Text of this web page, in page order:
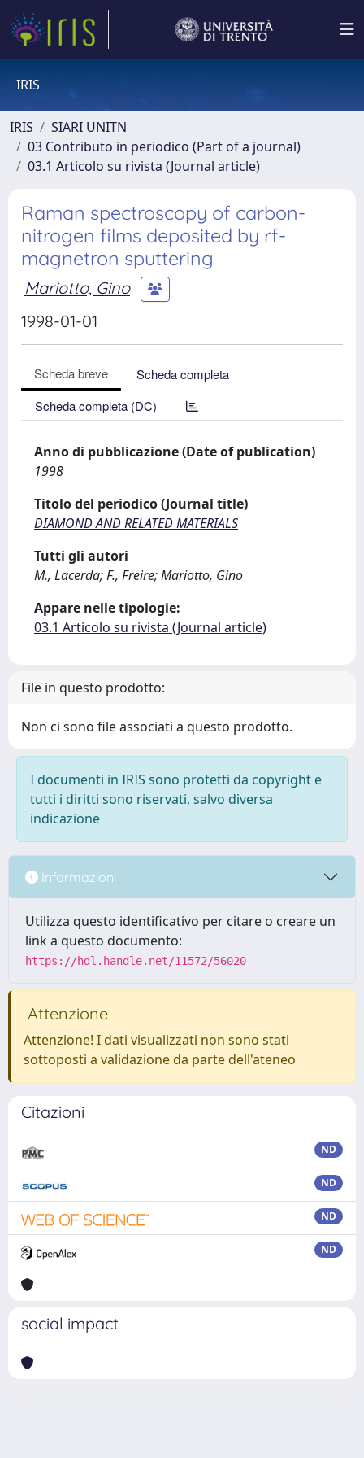
IRIS
IRIS
SIARI UNITN
03 Contributo in periodico (Part of a journal)
03.1 Articolo su rivista (Journal article)
Raman spectroscopy of carbon-
nitrogen films deposited by rf-
magnetron sputtering
Mariotto, Gino
1998-01-01
Scheda breve
Scheda completa
Scheda completa (DC)
Anno di pubblicazione (Date of publication)
1998
Titolo del periodico (Journal title)
DIAMOND AND RELATED MATERIALS
Tutti gli autori
M., Lacerda; F., Freire; Mariotto, Gino
Appare nelle tipologie:
03.1 Articolo su rivista (Journal article)
File in questo prodotto:
Non ci sono file associati a questo prodotto.
I documenti in IRIS sono protetti da copyright e
tutti i diritti sono riservati, salvo diversa
indicazione
Informazioni
Utilizza questo identificativo per citare o creare un
link a questo documento:
https://hdl.handle.net/11572/56020
Attenzione
Attenzione! I dati visualizzati non sono stati
sottoposti a validazione da parte dell'ateneo
Citazioni
ND
ND
ND
ND
social impact